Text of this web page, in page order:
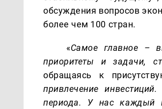
обсуждения вопросов
более чем 100 стран.
«Самое главное –
приоритеты и задачи, ст
обращаясь к
привлечение
периода. У нас каждый